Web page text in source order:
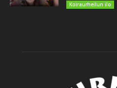
Koiraurheilun ilo